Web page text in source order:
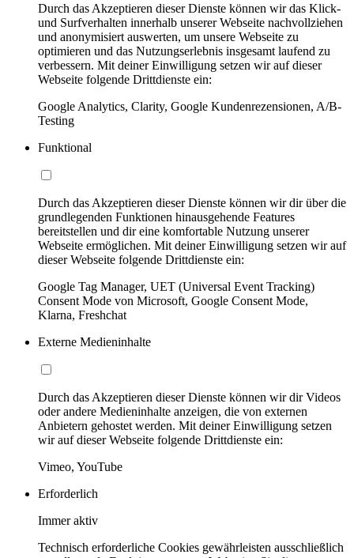
Durch das Akzeptieren dieser Dienste können wir das Klick-
und Surfverhalten innerhalb unserer Webseite nachvollziehen
und anonymisiert auswerten, um unsere Webseite zu
optimieren und das Nutzungserlebnis insgesamt laufend zu
verbessern. Mit deiner Einwilligung setzen wir auf dieser
Webseite folgende Drittdienste ein:
Google Analytics, Clarity, Google Kundenrezensionen, A/B-
Testing
Funktional
Durch das Akzeptieren dieser Dienste können wir dir über die
grundlegenden Funktionen hinausgehende Features
bereitstellen und dir eine komfortable Nutzung unserer
Webseite ermöglichen. Mit deiner Einwilligung setzen wir auf
dieser Webseite folgende Drittdienste ein:
Google Tag Manager, UET (Universal Event Tracking)
Consent Mode von Microsoft, Google Consent Mode,
Klarna, Freshchat
Externe Medieninhalte
Durch das Akzeptieren dieser Dienste können wir dir Videos
oder andere Medieninhalte anzeigen, die von externen
Anbietern gehostet werden. Mit deiner Einwilligung setzen
wir auf dieser Webseite folgende Drittdienste ein:
Vimeo, YouTube
Erforderlich
Immer aktiv
Technisch erforderliche Cookies gewährleisten ausschließlich